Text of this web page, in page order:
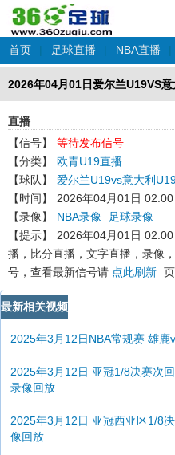
首页 | 足球直播 | NBA直播 |
2026年04月01日爱尔兰U19VS
直播
【信号】
等待发布信号
【分类】
欧青U19直播
【球队】
爱尔兰U19vs意大利
【时间】
2026年04月01日 02:00
【录像】
NBA录像
足球录像
【提示】
2026年04月01日
播，比分直播，文字直播，录像
号，查看最新信号请 点此刷新 页
最新相关视频
2025年3月12日NBA常规赛 雄鹿
2025年3月12日 亚冠1/8决赛次
录像回放
2025年3月12日 亚冠西亚区1/8
像回放